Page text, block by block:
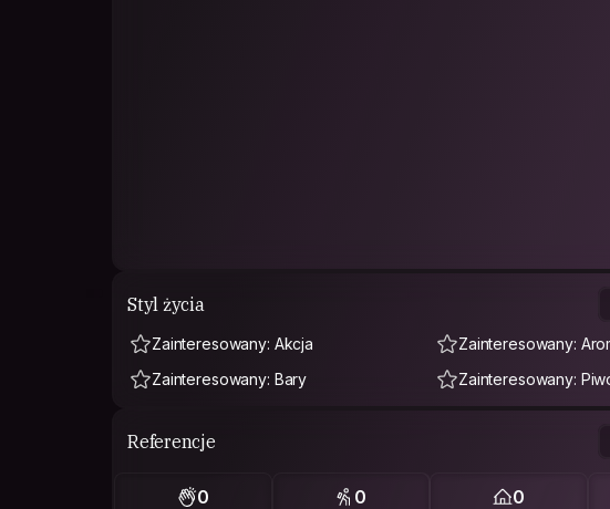
Styl życia
Zainteresowany: Akcja
Zainteresowany:
Zainteresowany: Bary
Zainteresowany:
Referencje
0 0 0